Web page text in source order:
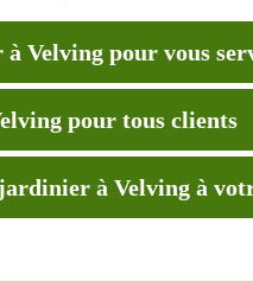
Velving pour vous
pour tous clients
à Velving à